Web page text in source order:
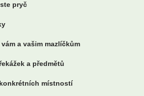
pryč
vám a vašim mazlíčkům
a předmětů
místností